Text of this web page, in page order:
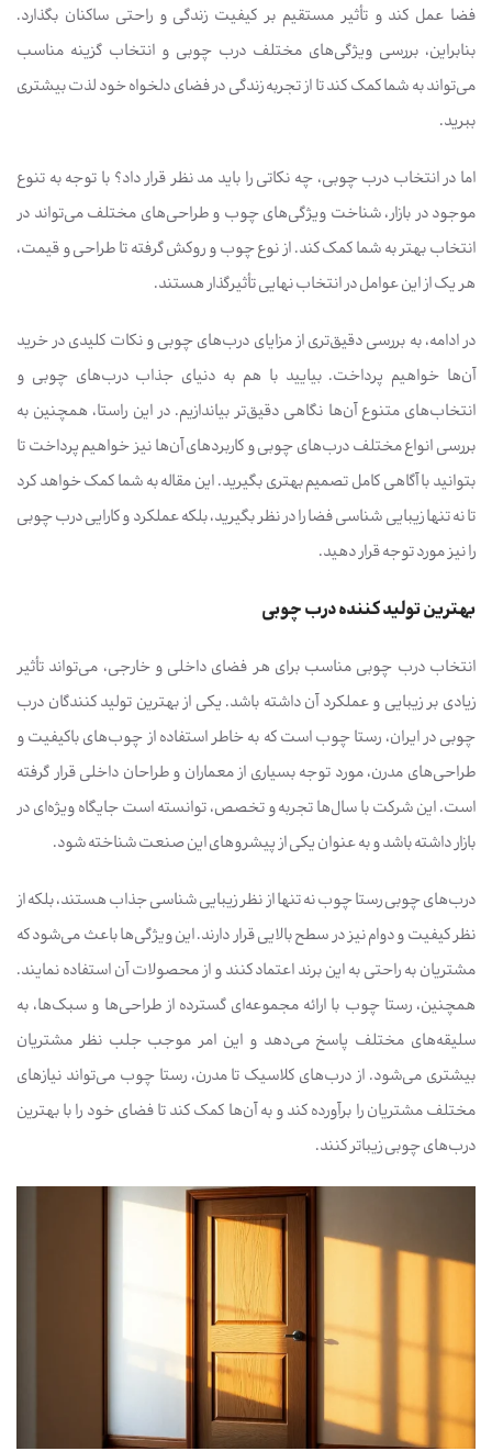
فضا عمل کند و تأثیر مستقیم بر کیفیت زندگی و راحتی ساکنان بگذارد.
بنابراین، بررسی ویژگی‌های مختلف درب چوبی و انتخاب گزینه مناسب
می‌تواند به شما کمک کند تا از تجربه زندگی در فضای دلخواه خود لذت بیشتری
ببرید.
اما در انتخاب درب چوبی، چه نکاتی را باید مد نظر قرار داد؟ با توجه به تنوع
موجود در بازار، شناخت ویژگی‌های چوب و طراحی‌های مختلف می‌تواند در
انتخاب بهتر به شما کمک کند. از نوع چوب و روکش گرفته تا طراحی و قیمت،
هر یک از این عوامل در انتخاب نهایی تأثیرگذار هستند.
در ادامه، به بررسی دقیق‌تری از مزایای درب‌های چوبی و نکات کلیدی در خرید
آن‌ها خواهیم پرداخت. بیایید با هم به دنیای جذاب درب‌های چوبی و
انتخاب‌های متنوع آن‌ها نگاهی دقیق‌تر بیاندازیم. در این راستا، همچنین به
بررسی انواع مختلف درب‌های چوبی و کاربردهای آن‌ها نیز خواهیم پرداخت تا
بتوانید با آگاهی کامل تصمیم بهتری بگیرید. این مقاله به شما کمک خواهد کرد
تا نه تنها زیبایی شناسی فضا را در نظر بگیرید، بلکه عملکرد و کارایی درب چوبی
را نیز مورد توجه قرار دهید.
بهترین تولید کننده درب چوبی
انتخاب درب چوبی مناسب برای هر فضای داخلی و خارجی، می‌تواند تأثیر
زیادی بر زیبایی و عملکرد آن داشته باشد. یکی از بهترین تولید کنندگان درب
چوبی در ایران، رستا چوب است که به خاطر استفاده از چوب‌های باکیفیت و
طراحی‌های مدرن، مورد توجه بسیاری از معماران و طراحان داخلی قرار گرفته
است. این شرکت با سال‌ها تجربه و تخصص، توانسته است جایگاه ویژه‌ای در
بازار داشته باشد و به عنوان یکی از پیشروهای این صنعت شناخته شود.
درب‌های چوبی رستا چوب نه تنها از نظر زیبایی شناسی جذاب هستند، بلکه از
نظر کیفیت و دوام نیز در سطح بالایی قرار دارند. این ویژگی‌ها باعث می‌شود که
مشتریان به راحتی به این برند اعتماد کنند و از محصولات آن استفاده نمایند.
همچنین، رستا چوب با ارائه مجموعه‌ای گسترده از طراحی‌ها و سبک‌ها، به
سلیقه‌های مختلف پاسخ می‌دهد و این امر موجب جلب نظر مشتریان
بیشتری می‌شود. از درب‌های کلاسیک تا مدرن، رستا چوب می‌تواند نیازهای
مختلف مشتریان را برآورده کند و به آن‌ها کمک کند تا فضای خود را با بهترین
درب‌های چوبی زیباتر کنند.